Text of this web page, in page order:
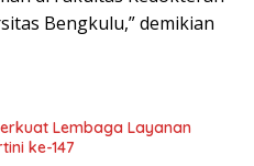
Bengkulu,” demikian
Lembaga Layanan
ke-147